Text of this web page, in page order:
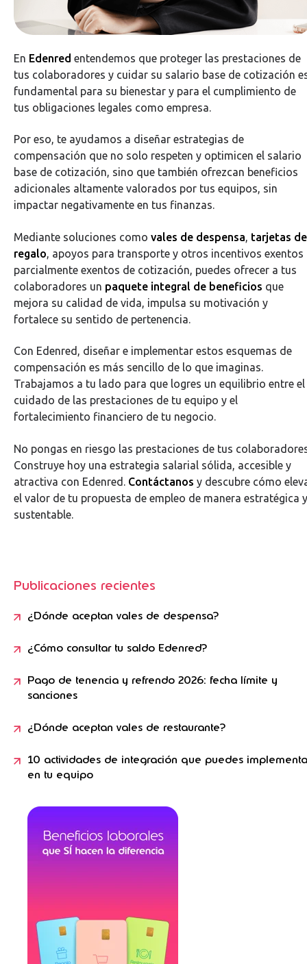
En Edenred entendemos que proteger las prestaciones de
tus colaboradores y cuidar su salario base de cotización
fundamental para su bienestar y para el cumplimiento de
tus obligaciones legales como empresa.
Por eso, te ayudamos a diseñar estrategias de
compensación que no solo respeten y optimicen el salario
base de cotización, sino que también ofrezcan beneficios
adicionales altamente valorados por tus equipos, sin
impactar negativamente en tus finanzas.
Mediante soluciones como vales de despensa, tarjetas de
regalo, apoyos para transporte y otros incentivos exentos
parcialmente exentos de cotización, puedes ofrecer a tus
colaboradores un paquete integral de beneficios que
mejora su calidad de vida, impulsa su motivación y
fortalece su sentido de pertenencia.
Con Edenred, diseñar e implementar estos esquemas de
compensación es más sencillo de lo que imaginas.
Trabajamos a tu lado para que logres un equilibrio entre el
cuidado de las prestaciones de tu equipo y el
fortalecimiento financiero de tu negocio.
No pongas en riesgo las prestaciones de tus
Construye hoy una estrategia salarial sólida, accesible y
atractiva con Edenred. Contáctanos y descubre cómo
el valor de tu propuesta de empleo de manera estratégica y
sustentable.
Publicaciones recientes
¿Dónde aceptan vales de despensa?
¿Cómo consultar tu saldo Edenred?
Pago de tenencia y refrendo 2026: fecha límite y
sanciones
¿Dónde aceptan vales de restaurante?
10 actividades de integración que puedes
en tu equipo